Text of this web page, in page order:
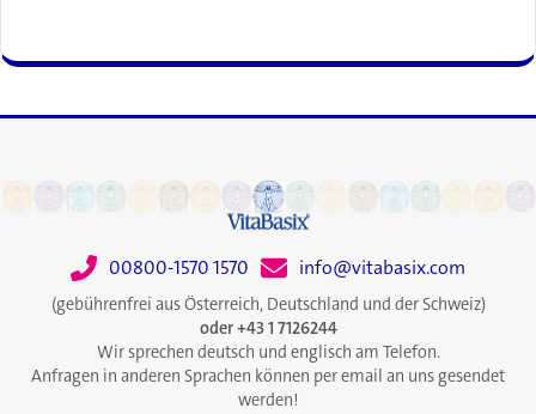
00800-1570 1570 info@vitabasix.com
(gebührenfrei aus Österreich, Deutschland und der Schweiz)
oder +43 1 7126244
Wir sprechen deutsch und englisch am Telefon.
Anfragen in anderen Sprachen können per email an uns gesendet
werden!